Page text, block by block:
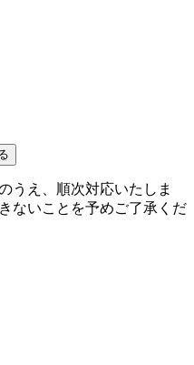
うえ、順次対応いたしま
ないことを予めご了承くだ